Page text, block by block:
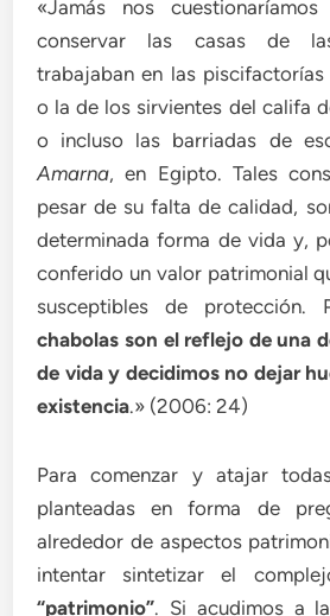
«Jamás nos
conservar las casas de
trabajaban en las piscifactorías
o la de los sirvientes del califa
o incluso las barriadas de
Amarna, en Egipto. Tales
pesar de su falta de calidad,
determinada forma de vida y,
conferido un valor patrimonial
susceptibles de protección.
chabolas son el reflejo de una
de vida y decidimos no dejar
existencia.» (2006: 24)
Para comenzar y atajar
planteadas en forma de
alrededor de aspectos
intentar sintetizar el
“patrimonio”. Si acudimos a